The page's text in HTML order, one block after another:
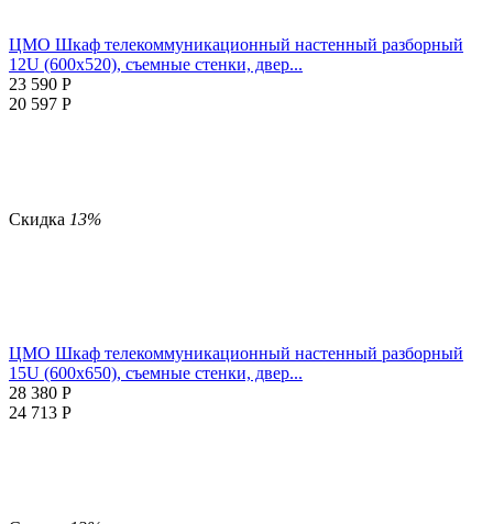
ЦМО Шкаф телекоммуникационный настенный разборный
12U (600x520), съемные стенки, двер...
23 590 Р
20 597 Р
Скидка 13%
ЦМО Шкаф телекоммуникационный настенный разборный
15U (600х650), съемные стенки, двер...
28 380 Р
24 713 Р